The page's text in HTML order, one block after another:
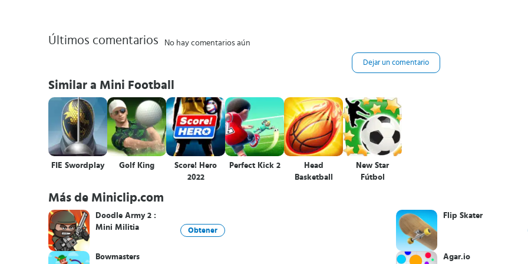
Últimos comentarios No hay comentarios aún
Dejar un comentario
Similar a Mini Football
FIE Swordplay Golf King
Score! Hero
2022
Perfect Kick 2
Head
Basketball
New Star
Fútbol
Más de Miniclip.com
Doodle Army 2 :
Mini Militia
Obtener
Bowmasters
Flip Skater
Agar.io